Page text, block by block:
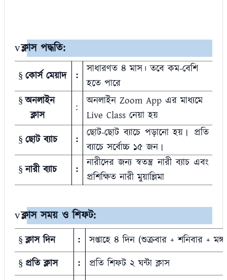
vক্লাস পদ্ধতি:
§ কোর্স মেয়াদ : সাধারণত ৪ মাস। তবে কম-বেশি
হতে পারে
§ অনলাইন
ক্লাস
:
অনলাইন Zoom App এর মাধ্যমে
Live Class নেয়া হয়
§ ছোট ব্যাচ : ছোট-ছোট ব্যাচে পড়ানো হয় ।
প্রতি
ব্যাচে সর্বোচ্চ ১৫ জন ।
§ নারী ব্যাচ :
নারীদের জন্য স্বতন্ত্র নারী ব্যাচ এবং
প্রশিক্ষিত নারী মুয়াল্লিমা
vক্লাস সময় ও শিফট:
§ ক্লাস দিন : সপ্তাহে ৪ দিন (শুক্রবার + শনিবার +
§ প্রতি ক্লাস : প্রতি শিফট ২ ঘন্টা ক্লাস